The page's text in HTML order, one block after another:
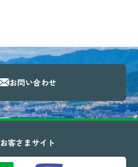
お問い合わせ
お客さまサイト